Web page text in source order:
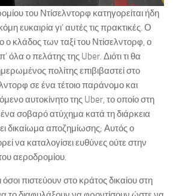
του Ντίσελντορφ κατηγορείται ήδη
ευκαιρία γι’ αυτές τις πρακτικές. Ο
ο κλάδος των ταξί του Ντίσελντορφ, ο
όλα ο πελάτης της Uber. Διότι τι θα
πολίτης επιβιβαστεί στο
σε ένα τέτοιο παράνομο και
αυτοκίνητο της Uber, το οποίο στη
σοβαρό ατύχημα κατά τη διάρκεια
δικαίωμα αποζημίωσης; Αυτός ο
να καταλογίσει ευθύνες ούτε στην
αεροδρομίου.
όσοι πιστεύουν στο κράτος δικαίου στη